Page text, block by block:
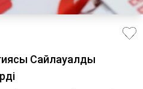
Сайлауалды